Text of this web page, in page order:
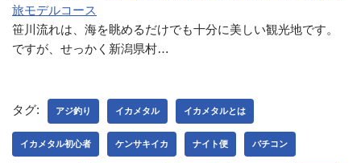
旅モデルコース
笹川流れは、海を眺めるだけでも十分に美しい観光地です。
ですが、せっかく新潟県村…
タグ: アジ釣り イカメタル イカメタルとは
イカメタル初心者 ケンサキイカ ナイト便 バチコン